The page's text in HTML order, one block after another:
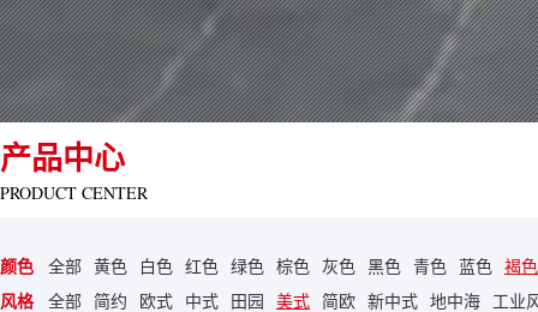
产品中心
PRODUCT CENTER
颜色 全部 黄色 白色 红色 绿色 棕色 灰色 黑色 青色 蓝色
褐色
风格
全部 简约 欧式 中式 田园 美式 简欧 新中式 地中海
工业